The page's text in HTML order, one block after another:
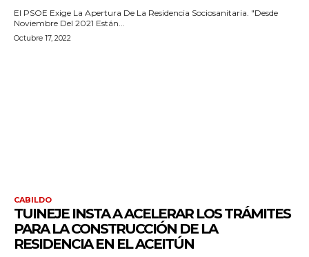
El PSOE Exige La Apertura De La Residencia Sociosanitaria. "Desde
Noviembre Del 2021 Están...
Octubre 17, 2022
CABILDO
TUINEJE INSTA A ACELERAR LOS TRÁMITES
PARA LA CONSTRUCCIÓN DE LA
RESIDENCIA EN EL ACEITÚN